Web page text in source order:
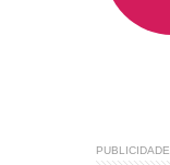
PUBLICIDADE